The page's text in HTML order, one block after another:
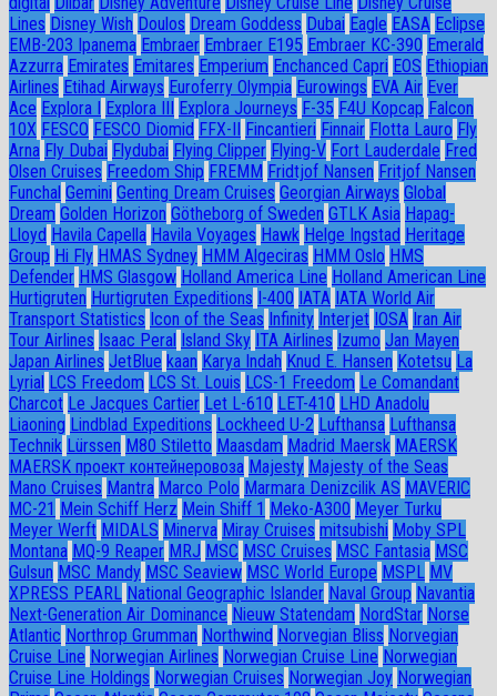
Lines Disney Wish Doulos Dream Goddess Dubai Eagle EASA Eclipse
EMB-203 Ipanema Embraer Embraer E195 Embraer KC-390 Emerald
Azzurra Emirates Emitares Emperium Enchanced Capri EOS Ethiopian
Airlines Etihad Airways Euroferry Olympia Eurowings EVA Air Ever
Ace Explora I Explora III Explora Journeys F-35 F4U Корсар Falcon
10X FESCO FESCO Diomid FFX-II Fincantieri Finnair Flotta Lauro Fly
Arna Fly Dubai Flydubai Flying Clipper Flying-V Fort Lauderdale Fred
Olsen Cruises Freedom Ship FREMM Fridtjof Nansen Fritjof Nansen
Funchal Gemini Genting Dream Cruises Georgian Airways Global
Dream Golden Horizon Götheborg of Sweden GTLK Asia Hapag-
Lloyd Havila Capella Havila Voyages Hawk Helge Ingstad Heritage
Group Hi Fly HMAS Sydney HMM Algeciras HMM Oslo HMS
Defender HMS Glasgow Holland America Line Holland American Line
Hurtigruten Hurtigruten Expeditions I-400 IATA IATA World Air
Transport Statistics Icon of the Seas Infinity Interjet IOSA Iran Air
Tour Airlines Isaac Peral Island Sky ITA Airlines Izumo Jan Mayen
Japan Airlines JetBlue kaan Karya Indah Knud E. Hansen Kotetsu La
Lyrial LCS Freedom LCS St. Louis LCS-1 Freedom Le Comandant
Charcot Le Jacques Cartier Let L-610 LET-410 LHD Anadolu
Liaoning Lindblad Expeditions Lockheed U-2 Lufthansa Lufthansa
Technik Lürssen M80 Stiletto Maasdam Madrid Maersk MAERSK
MAERSK проект контейнеровоза Majesty Majesty of the Seas
Mano Cruises Mantra Marco Polo Marmara Denizcilik AS MAVERIC
MC-21 Mein Schiff Herz Mein Shiff 1 Meko-A300 Meyer Turku
Meyer Werft MIDALS Minerva Miray Cruises mitsubishi Moby SPL
Montana MQ-9 Reaper MRJ MSC MSC Cruises MSC Fantasia MSC
Gulsun MSC Mandy MSC Seaview MSC World Europe MSPL MV
XPRESS PEARL National Geographic Islander Naval Group Navantia
Next-Generation Air Dominance Nieuw Statendam NordStar Norse
Atlantic Northrop Grumman Northwind Norvegian Bliss Norvegian
Cruise Line Norwegian Airlines Norwegian Cruise Line Norwegian
Cruise Line Holdings Norwegian Cruises Norwegian Joy Norwegian